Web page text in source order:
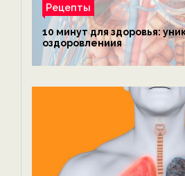
Рецепты
10 минут для здоровья:
оздоровлениия